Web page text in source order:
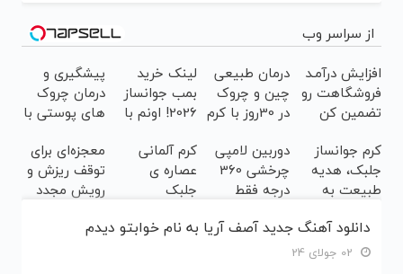
از سراسر وب
افزایش درآمـد
فروشگاهت رو
تضمین کن
درمان طبیعی
چین و چروک
در 30روز با کرم
آلمانی(45%تخفیف)
لینک خرید
بمب جوانساز
2026! اونم با
پیشگیری و
درمان چروک
های پوستی با
کرم جوانساز
جلبک، هدیه
طبیعت به
تخفیف ویژه)
دوربین لامپی
چرخشی 360
درجه فقط
🔥 پرداخت
کرم آلمانی
عصاره ی
جلبک
معروف به
معجزه‌ای برای
توقف ریزش و
رویش مجدد
با تخفیف ویژهدانلود آهنگ جدید آصف آریا به نام خوابتو دیدم